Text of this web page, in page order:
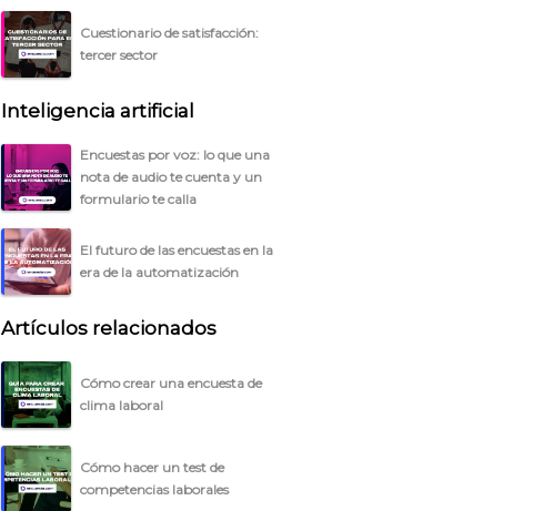
Cuestionario de satisfacción:
tercer sector
Inteligencia artificial
Encuestas por voz: lo que una
nota de audio te cuenta y un
formulario te calla
El futuro de las encuestas en la
era de la automatización
Artículos relacionados
Cómo crear una encuesta de
clima laboral
Cómo hacer un test de
competencias laborales